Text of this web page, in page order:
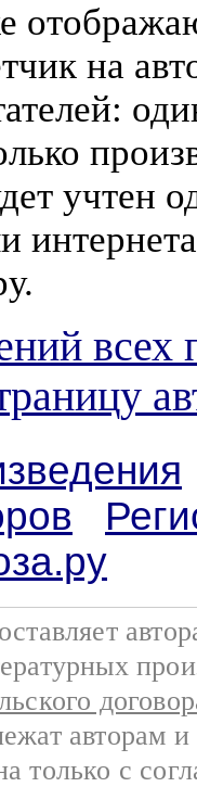
на
учтен
всех
авторам
только с